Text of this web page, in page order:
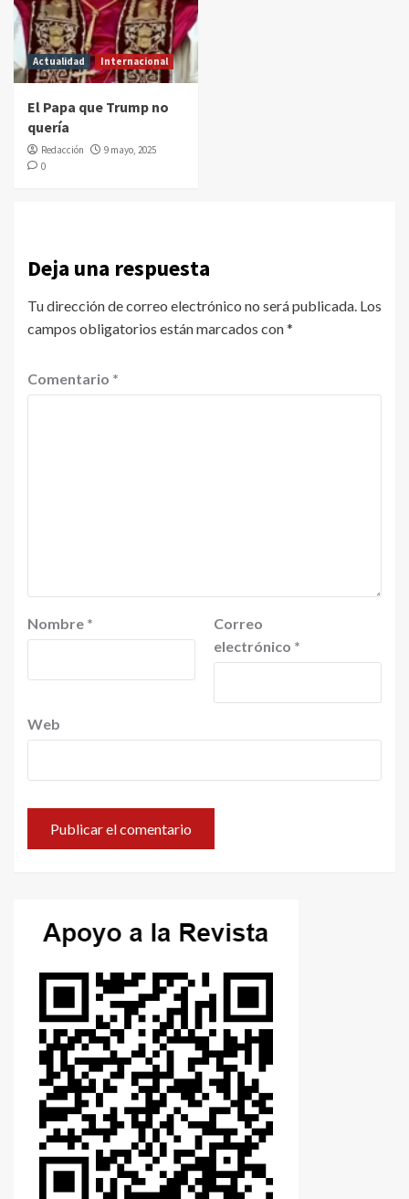
Actualidad Internacional
El Papa que Trump no
quería
Redacción
9 mayo, 2025
0
Deja una respuesta
Tu dirección de correo electrónico no será publicada. Los
campos obligatorios están marcados con*
Comentario *
Nombre *
Correo
electrónico *
Web